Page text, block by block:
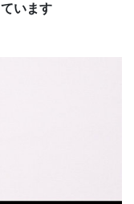
います